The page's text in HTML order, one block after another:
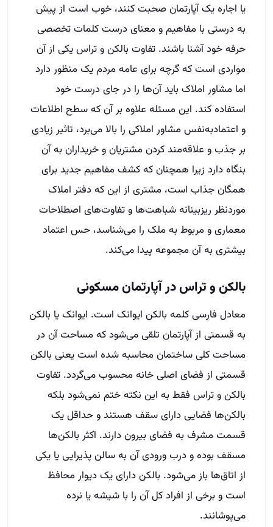
یا اجاره یک آپارتمان صحبت کنند، خوب است از پیش
به درستی با مفاهیم و معنای درست کلمات تخصصی
حرفه خود آشنا باشند. تفاوت بالکن و تراس یکی از آن
مواردی است که گرچه برای عامه مردم یک منظور دارد
اما مشاور املاک باید آن‌ها را در جای درست خود
استفاده کند. این مسئله علاوه بر آن که سطح اطلاعات
و اعتماد‌به‌نفس مشاور املاکی را بالا می‌برد، تاثیر زیادی
بر جذب و علاقه‌مند کردن مشتریان و خریداران به آن
بنگاه دارد زیرا همچنان که کشف مفاهیم جدید برای
همگان جذاب است، مشتری از این که دفتر املاک
مورد‌نظر ریزبینانه شباهت‌ها و تفاوت‌های اصطلاحات
معماری و مربوط به ملک را می‌شناسد، حس اعتماد
بیشتری به آن مجموعه پیدا می‌کند.
بالکن و تراس در آپارتمان مسکونی
معادل فارسی کلمه بالکن ایوانک است. ایوانک یا بالکن
به قسمتی از آپارتمان تلقی می‌شود که مساحت آن در
مساحت کلی ساختمان محاسبه شده است یعنی بالکن
قسمتی از فضای اصلی خانه محسوب می‌گردد. تفاوت
بالکن و تراس فقط به این نکته ختم نمی‌شود بلکه
بالکن‌ها فضایی دارای سقف هستند و حداقل یک
قسمت مشرف به فضای بیرون دارند. اکثر بالکن‌ها
مسقف بوده و درب ورودی آن به سالن پذیرایی یا یکی
از اتاق‌ها باز می‌شود. بالکن دارای یک دیوار محافظ
است و برخی از افراد کل آن را با شیشه یا نرده
می‌پوشانند.